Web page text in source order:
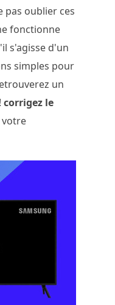
pas oublier ces
fonctionne
s'agisse d'un
simples pour
un
corrigez le
votre